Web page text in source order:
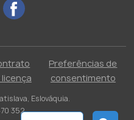
licença
Preferências de
consentimento
Eslováquia.
352.